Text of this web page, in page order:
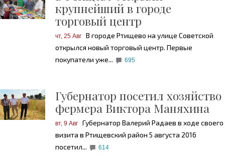
крупнейший в городе
торговый центр
чт, 25 Авг
В городе Ртищево на улице Советской
открылся новый торговый центр. Первые
покупатели уже...
695
Губернатор посетил хозяйство
фермера Виктора Маняхина
вт, 9 Авг
Губернатор Валерий Радаев в ходе своего
визита в Ртищевский район 5 августа 2016
посетил...
614